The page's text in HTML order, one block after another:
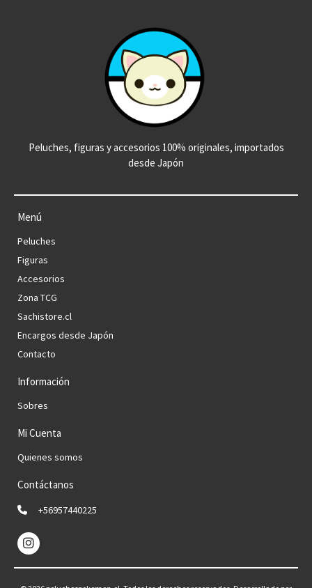
Peluches, figuras y accesorios 100% originales, importados
desde Japón
Menú
Peluches
Figuras
Accesorios
Zona TCG
Sachistore.cl
Encargos desde Japón
Contacto
Información
Sobres
Mi Cuenta
Quienes somos
Contáctanos
+56957440225